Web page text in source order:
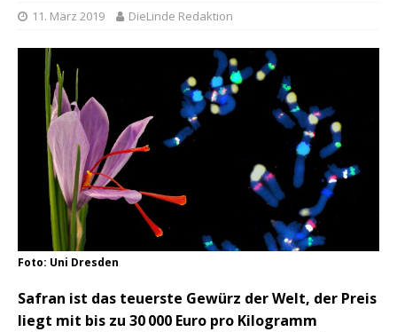
11. März 2019 DieLinde Redaktion
Foto: Uni Dresden
Safran ist das teuerste Gewürz der Welt, der Preis
liegt mit bis zu 30 000 Euro pro Kilogramm